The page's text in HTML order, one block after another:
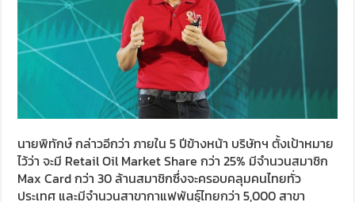
นายพิทักษ์ กล่าวอีกว่า ภายใน 5 ปีข้างหน้า บริษัทฯ ตั้งเป้าหมาย
ไว้ว่า จะมี Retail Oil Market Share กว่า 25% มีจำนวนสมาชิก
Max Card กว่า 30 ล้านสมาชิกซึ่งจะครอบคลุมคนไทยทั่ว
ประเทศ และมีจำนวนสาขากาแฟพันธุ์ไทยกว่า 5,000 สาขา